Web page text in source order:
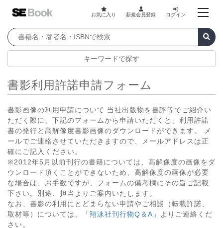
お気に入り 新規会員登録 ログイン
キーワードで探す
書影利用許諾申請フォーム
書影画像の利用申請について 当社出版物を書評等でご紹介い
ただく際に、下記のフォームから申請いただくと、利用許諾
書の発行と高解像度書影画像のダウンロードができます。 メ
ールでご連絡させていただきますので、メールアドレスは正
確にご記入ください。
※2012年5月以前刊行の書籍については、高解像度の画像をダ
ウンロード頂くことができないため、高解像度の画像が必要
な場合は、お手数ですが、フォームの備考欄にその旨ご記載
下さい。別途、担当よりご案内いたします。
なお、書影の利用にとどまらない申請やご相談（転載許諾、
取材等）については、
「翔泳社刊行物Q＆A」
よりご連絡くだ
さい。